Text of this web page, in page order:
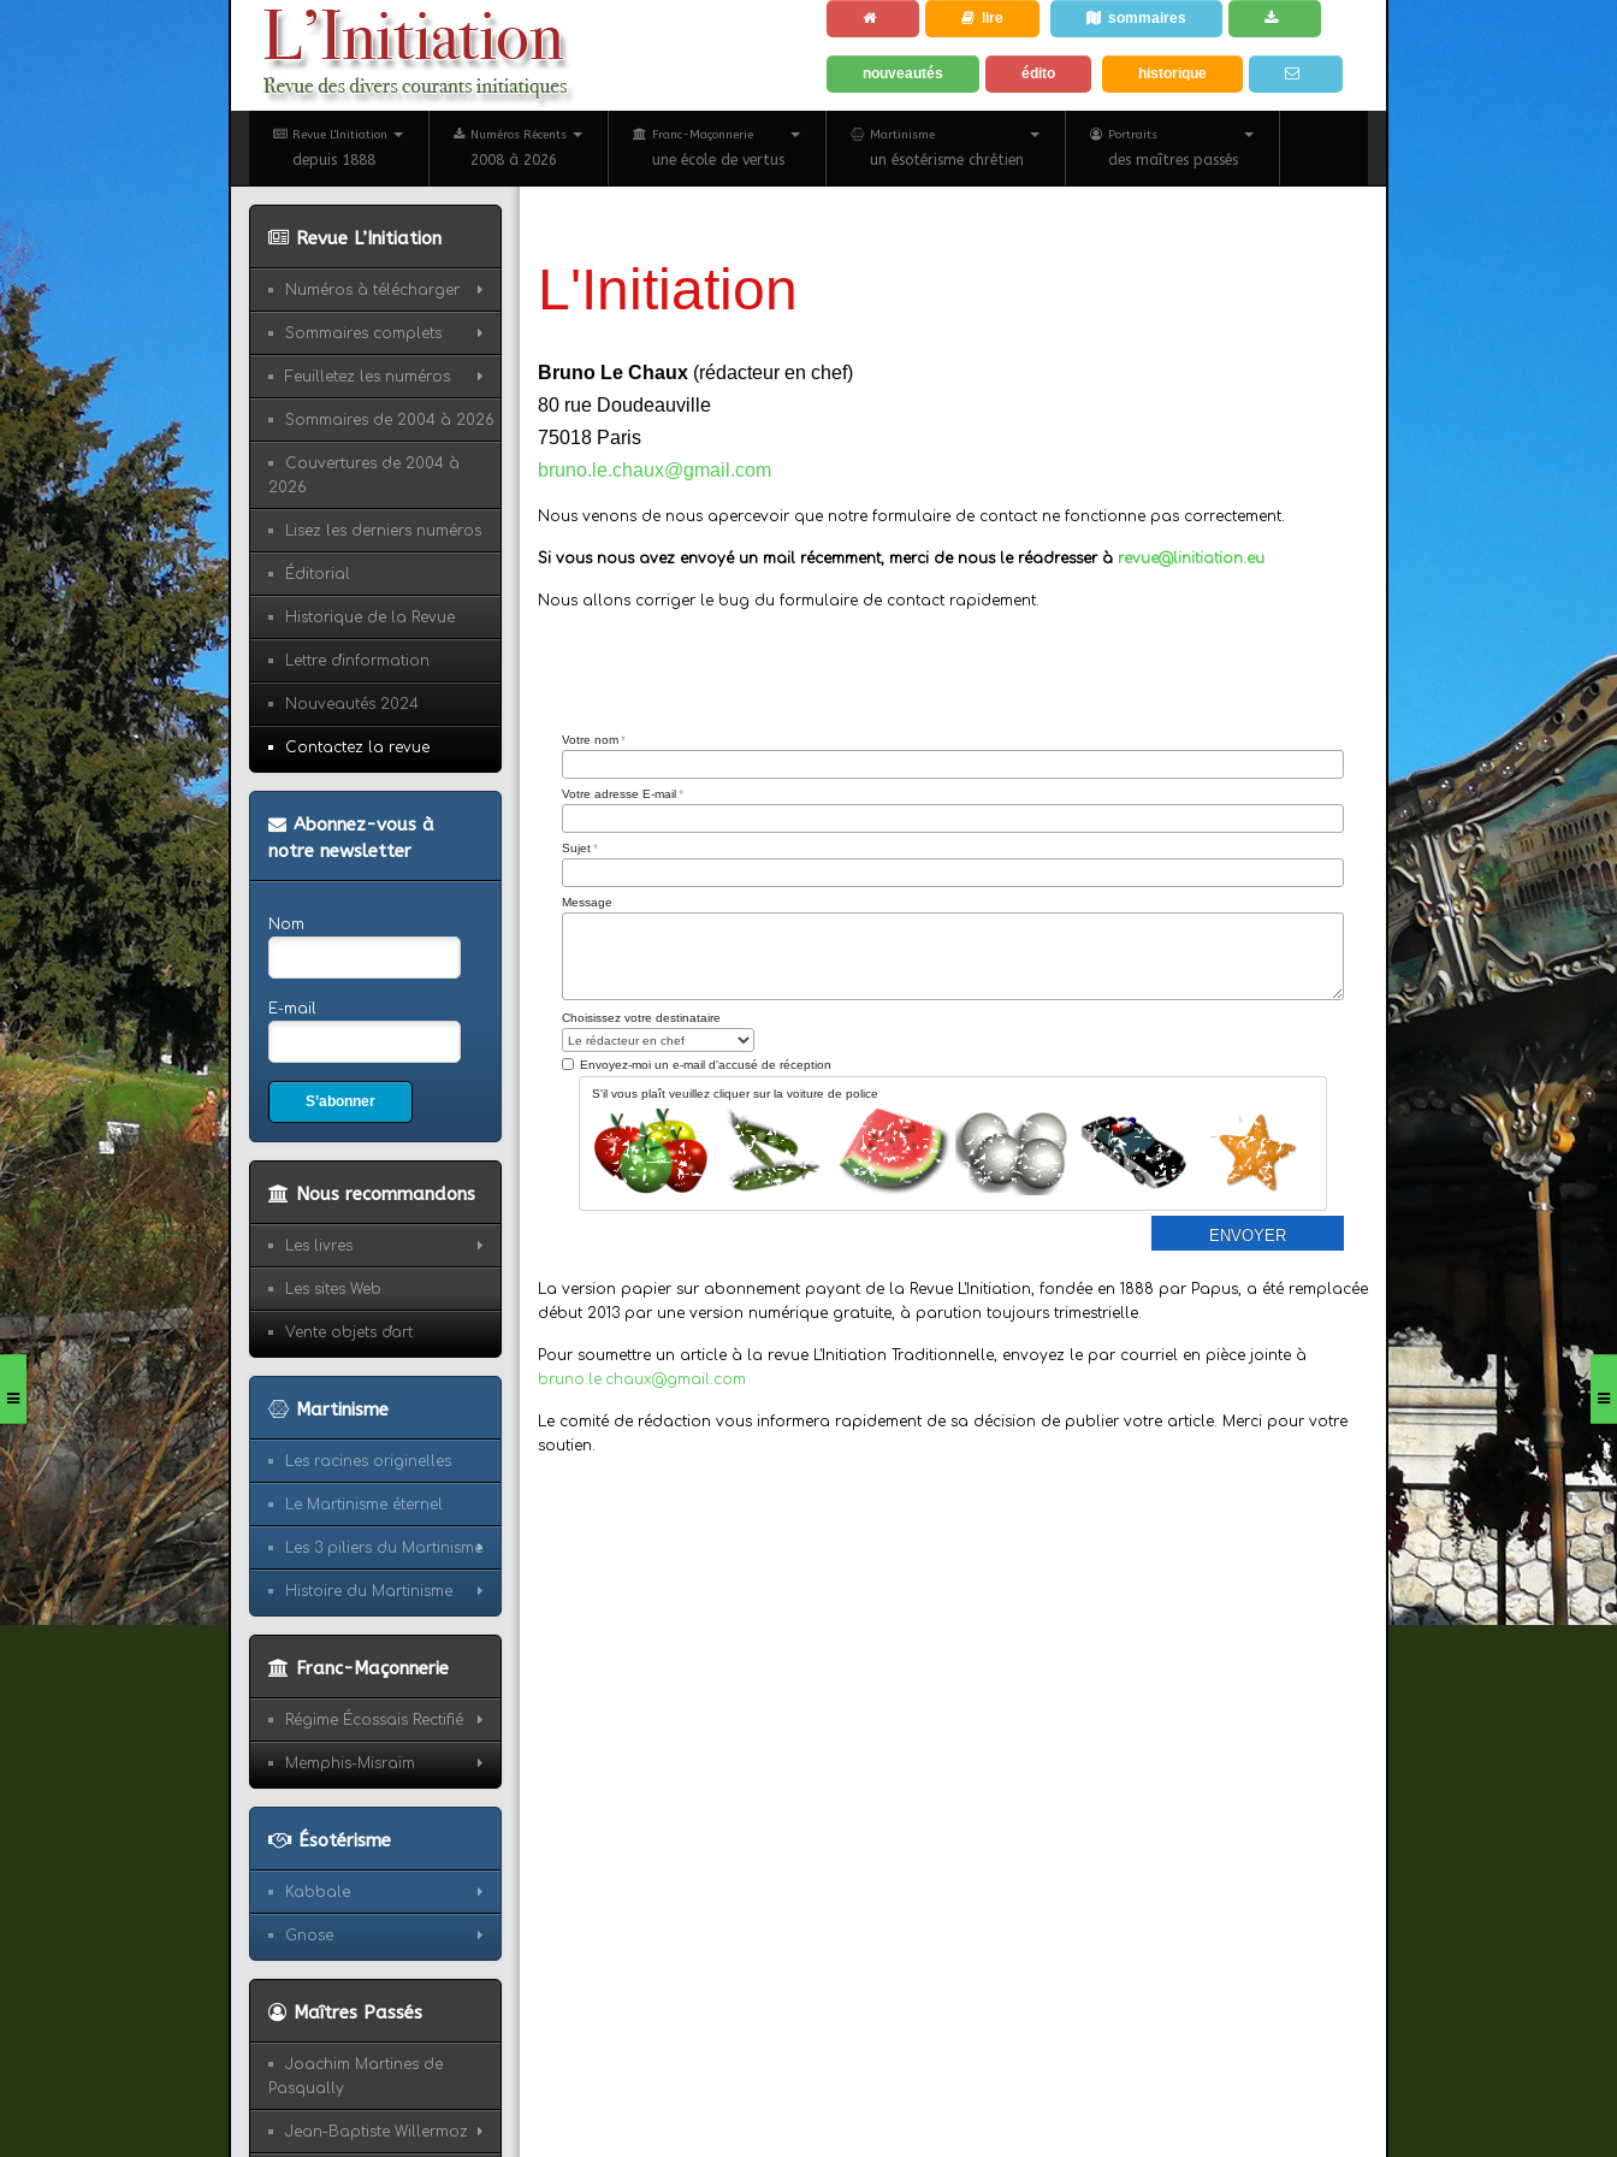
lire sommaires
nouveautés édito historique
Revue L'Initiation
depuis 1888
Numéros Récents
2008 à 2026
Franc-Maçonnerie
une école de vertus
Martinisme
un ésotérisme chrétien
Portraits
des maîtres passés
L'Initiation
Bruno Le Chaux (rédacteur en chef)
80 rue Doudeauville
75018 Paris
bruno.le.chaux@gmail.com
Nous venons de nous apercevoir que notre formulaire de contact ne fonctionne pas correctement.
Si vous nous avez envoyé un mail récemment, merci de nous le réadresser à revue@linitiation.eu
Nous allons corriger le bug du formulaire de contact rapidement.
Votre nom
Votre adresse E-mail
Sujet
Message
Choisissez votre destinataire
Envoyez-moi un e-mail d'accusé de réception
S'il vous plaît veuillez cliquer sur la voiture de police
ENVOYER
La version papier sur abonnement payant de la Revue L'Initiation, fondée en 1888 par Papus, a été remplacée
début 2013 par une version numérique gratuite, à parution toujours trimestrielle.
Pour soumettre un article à la revue L'Initiation Traditionnelle, envoyez le par courriel en pièce jointe à
bruno.le.chaux@gmail.com
Le comité de rédaction vous informera rapidement de sa décision de publier votre article. Merci pour votre
soutien.
Revue L’Initiation
Numéros à télécharger
Sommaires complets
Feuilletez les numéros
Sommaires de 2004 à 2026
Couvertures de 2004 à
2026
Lisez les derniers numéros
Éditorial
Historique de la Revue
Lettre d'information
Nouveautés 2024
Contactez la revue
Abonnez-vous à
notre newsletter
Nom
E-mail
S’abonner
Nous recommandons
Les livres
Les sites Web
Vente objets d'art
Martinisme
Les racines originelles
Le Martinisme éternel
Les 3 piliers du Martinisme
Histoire du Martinisme
Franc-Maçonnerie
Régime Écossais Rectifié
Memphis-Misraïm
Ésotérisme
Kabbale
Gnose
Maîtres Passés
Joachim Martines de
Pasqually
Jean-Baptiste Willermoz